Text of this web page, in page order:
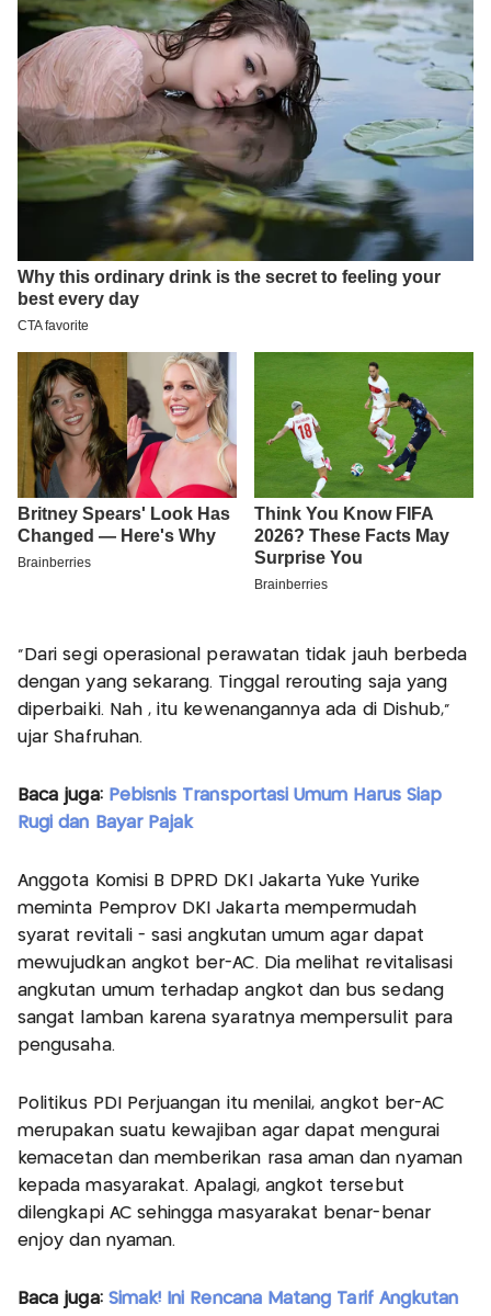
”Dari segi operasional perawatan tidak jauh berbeda
dengan yang sekarang. Tinggal rerouting saja yang
diperbaiki. Nah , itu kewenangannya ada di Dishub,”
ujar Shafruhan.
Baca juga: Pebisnis Transportasi Umum Harus Siap
Rugi dan Bayar Pajak
Anggota Komisi B DPRD DKI Jakarta Yuke Yurike
meminta Pemprov DKI Jakarta mempermudah
syarat revitali - sasi angkutan umum agar dapat
mewujudkan angkot ber-AC. Dia melihat revitalisasi
angkutan umum terhadap angkot dan bus sedang
sangat lamban karena syaratnya mempersulit para
pengusaha.
Politikus PDI Perjuangan itu menilai, angkot ber-AC
merupakan suatu kewajiban agar dapat mengurai
kemacetan dan memberikan rasa aman dan nyaman
kepada masyarakat. Apalagi, angkot tersebut
dilengkapi AC sehingga masyarakat benar-benar
enjoy dan nyaman.
Baca juga: Simak! Ini Rencana Matang Tarif Angkutan